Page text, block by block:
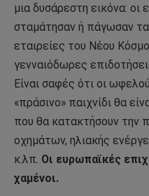
μια δυσάρεστη εικόνα: οι
σταμάτησαν ή πάγωσαν
εταιρείες του Νέου
γενναιόδωρες
Είναι σαφές ότι οι
«πράσινο» παιχνίδι θα
που θα κατακτήσουν την
οχημάτων, ηλιακής
κ.λπ. Οι ευρωπαϊκές
χαμένοι.